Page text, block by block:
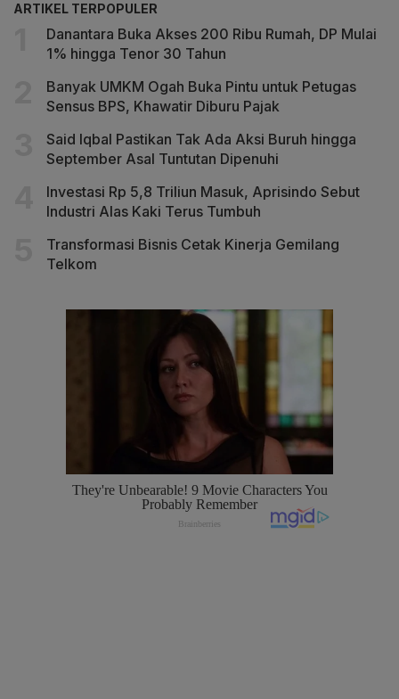
ARTIKEL TERPOPULER
Danantara Buka Akses 200 Ribu Rumah, DP Mulai
1% hingga Tenor 30 Tahun
Banyak UMKM Ogah Buka Pintu untuk Petugas
Sensus BPS, Khawatir Diburu Pajak
Said Iqbal Pastikan Tak Ada Aksi Buruh hingga
September Asal Tuntutan Dipenuhi
Investasi Rp 5,8 Triliun Masuk, Aprisindo Sebut
Industri Alas Kaki Terus Tumbuh
Transformasi Bisnis Cetak Kinerja Gemilang
Telkom